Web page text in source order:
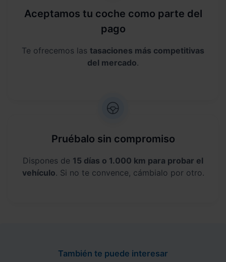
Aceptamos tu coche como parte del
pago
Te ofrecemos las tasaciones más competitivas
del mercado.
Pruébalo sin compromiso
Dispones de 15 días o 1.000 km para probar el
vehículo. Si no te convence, cámbialo por otro.
También te puede interesar